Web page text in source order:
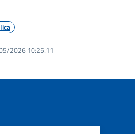
2026 10:25.11